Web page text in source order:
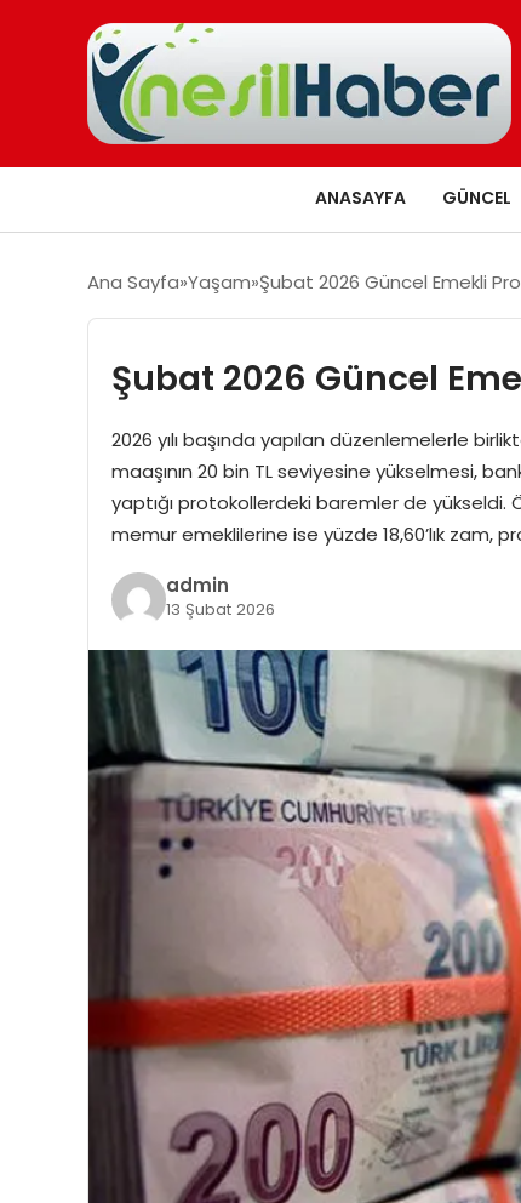
ANASAYFA GÜNCEL
Ana Sayfa Yaşam Şubat 2026 Güncel Emekli
Şubat 2026 Güncel
2026 yılı başında yapılan düzenlemelerle
maaşının 20 bin TL seviyesine yükselmesi,
yaptığı protokollerdeki baremler de yükseldi.
memur emeklilerine ise yüzde 18,60’lık zam,
admin
13 Şubat 2026